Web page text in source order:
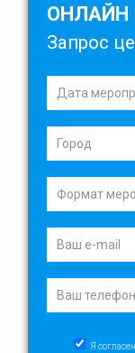
ОНЛАЙН
Запрос
Я